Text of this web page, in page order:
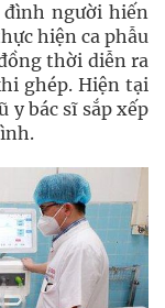
đình người hiến
hiện ca phẫu
thời diễn ra
ghép. Hiện tại
y bác sĩ sắp xếp